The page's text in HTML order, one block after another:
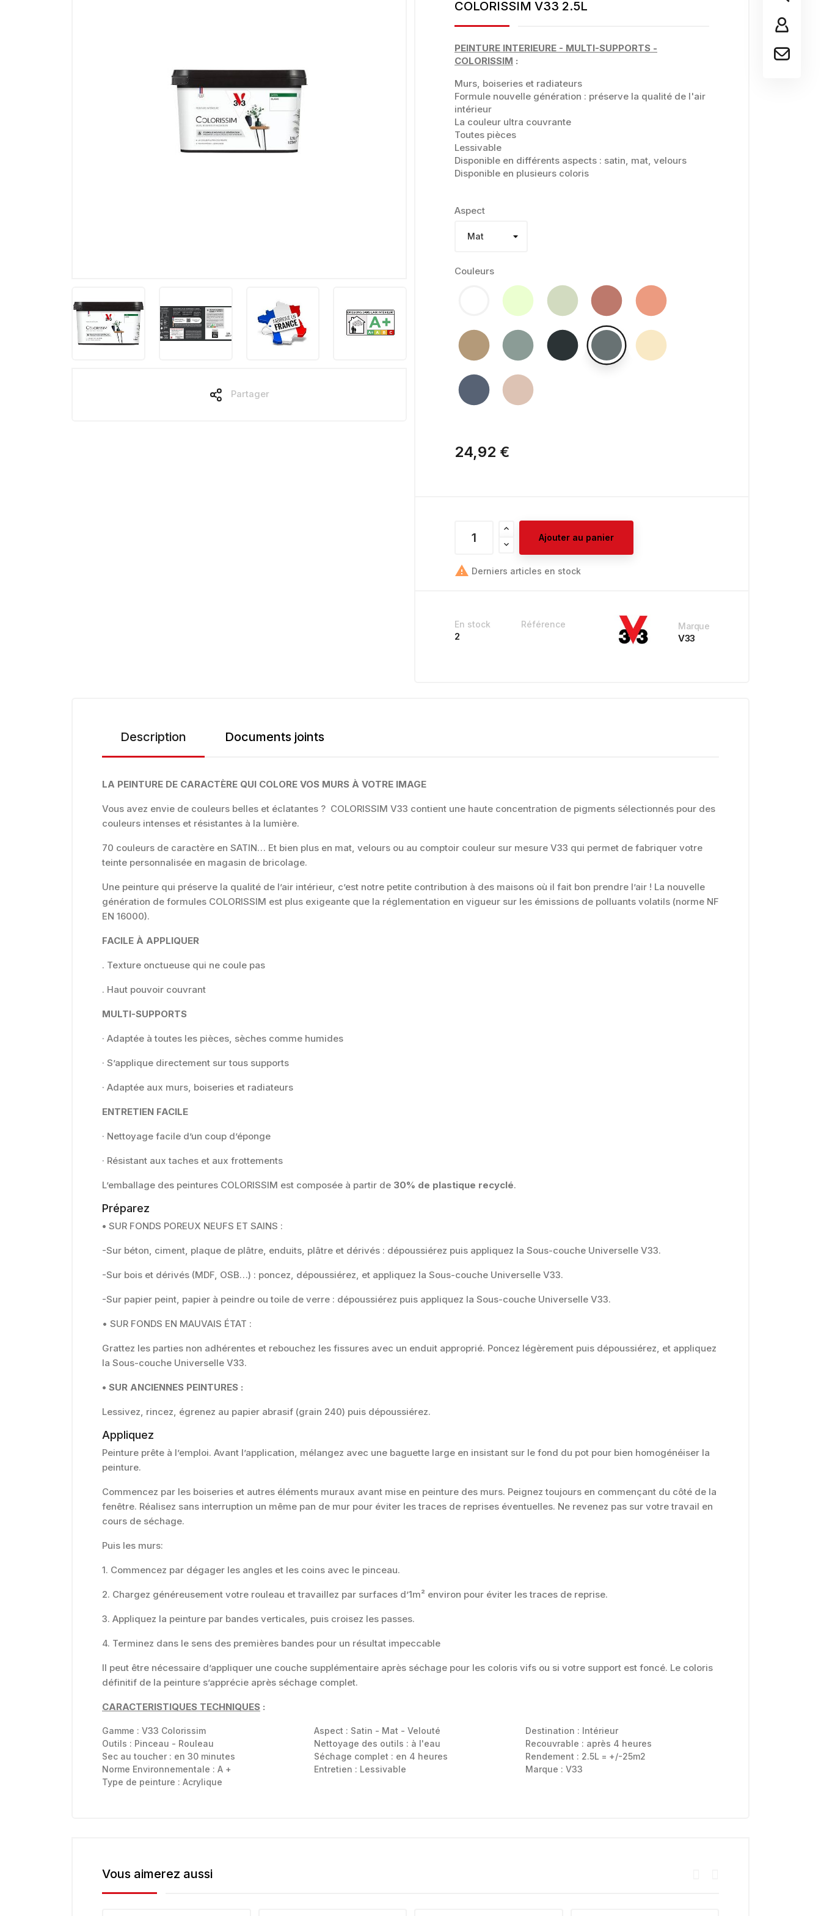
Partager
COLORISSIM V33 2.5L
PEINTURE INTERIEURE - MULTI-SUPPORTS -
COLORISSIM :
Murs, boiseries et radiateurs
Formule nouvelle génération : préserve la qualité de l'air
intérieur
La couleur ultra couvrante
Toutes pièces
Lessivable
Disponible en différents aspects : satin, mat, velours
Disponible en plusieurs coloris
Aspect
Couleurs
24,92 €
Ajouter au panier
 Derniers articles en stock
En stock
2
Référence Marque
V33
Description Documents joints
LA PEINTURE DE CARACTÈRE QUI COLORE VOS MURS À VOTRE IMAGE
Vous avez envie de couleurs belles et éclatantes ? COLORISSIM V33 contient une haute concentration de pigments sélectionnés pour des
couleurs intenses et résistantes à la lumière.
70 couleurs de caractère en SATIN… Et bien plus en mat, velours ou au comptoir couleur sur mesure V33 qui permet de fabriquer votre
teinte personnalisée en magasin de bricolage.
Une peinture qui préserve la qualité de l’air intérieur, c’est notre petite contribution à des maisons où il fait bon prendre l’air ! La nouvelle
génération de formules COLORISSIM est plus exigeante que la réglementation en vigueur sur les émissions de polluants volatils (norme NF
EN 16000).
FACILE À APPLIQUER
. Texture onctueuse qui ne coule pas
. Haut pouvoir couvrant
MULTI-SUPPORTS
· Adaptée à toutes les pièces, sèches comme humides
· S’applique directement sur tous supports
· Adaptée aux murs, boiseries et radiateurs
ENTRETIEN FACILE
· Nettoyage facile d’un coup d’éponge
· Résistant aux taches et aux frottements
L’emballage des peintures COLORISSIM est composée à partir de 30% de plastique recyclé.
Préparez
• SUR FONDS POREUX NEUFS ET SAINS :
-Sur béton, ciment, plaque de plâtre, enduits, plâtre et dérivés : dépoussiérez puis appliquez la Sous-couche Universelle V33.
-Sur bois et dérivés (MDF, OSB…) : poncez, dépoussiérez, et appliquez la Sous-couche Universelle V33.
-Sur papier peint, papier à peindre ou toile de verre : dépoussiérez puis appliquez la Sous-couche Universelle V33.
• SUR FONDS EN MAUVAIS ÉTAT :
Grattez les parties non adhérentes et rebouchez les fissures avec un enduit approprié. Poncez légèrement puis dépoussiérez, et appliquez
la Sous-couche Universelle V33.
• SUR ANCIENNES PEINTURES :
Lessivez, rincez, égrenez au papier abrasif (grain 240) puis dépoussiérez.
Appliquez
Peinture prête à l’emploi. Avant l’application, mélangez avec une baguette large en insistant sur le fond du pot pour bien homogénéiser la
peinture.
Commencez par les boiseries et autres éléments muraux avant mise en peinture des murs. Peignez toujours en commençant du côté de la
fenêtre. Réalisez sans interruption un même pan de mur pour éviter les traces de reprises éventuelles. Ne revenez pas sur votre travail en
cours de séchage.
Puis les murs:
1. Commencez par dégager les angles et les coins avec le pinceau.
2. Chargez généreusement votre rouleau et travaillez par surfaces d’1m² environ pour éviter les traces de reprise.
3. Appliquez la peinture par bandes verticales, puis croisez les passes.
4. Terminez dans le sens des premières bandes pour un résultat impeccable
Il peut être nécessaire d’appliquer une couche supplémentaire après séchage pour les coloris vifs ou si votre support est foncé. Le coloris
définitif de la peinture s’apprécie après séchage complet.
CARACTERISTIQUES TECHNIQUES :
Gamme : V33 Colorissim Aspect : Satin - Mat - Velouté Destination : Intérieur
Outils : Pinceau - Rouleau Nettoyage des outils : à l'eau Recouvrable : après 4 heures
Sec au toucher : en 30 minutes Séchage complet : en 4 heures
Rendement : 2.5L = +/-25m2
Norme Environnementale : A + Entretien : Lessivable Marque :V33
Type de peinture : Acrylique
Vous aimerez aussi